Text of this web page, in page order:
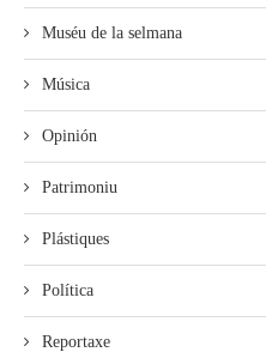
Muséu de la selmana
Música
Opinión
Patrimoniu
Plástiques
Política
Reportaxe